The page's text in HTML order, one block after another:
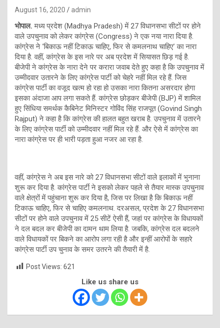
August 16, 2020 admin
भोपाल. मध्य प्रदेश (Madhya Pradesh) में 27 विधानसभा सीटों पर होने
वाले उपचुनाव को लेकर कांग्रेस (Congress) ने एक नया नारा दिया है.
कांग्रेस ने ‘बिकाऊ नहीं टिकाऊ चाहिए, फिर से कमलनाथ चाहिए’ का नारा
दिया है. वहीं, कांग्रेस के इस नारे पर अब प्रदेश में सियासत छिड़ गई है.
बीजेपी ने कांग्रेस के नारा देने पर करारा जवाब देते हुए कहा है कि उपचुनाव में
उम्मीदवार उतारने के लिए कांग्रेस पार्टी को चेहरे नहीं मिल रहे हैं. जिस
कांग्रेस पार्टी का वजूद खत्म हो रहा हो उसका नारा कितना असरदार होगा
इसका अंदाजा आप लगा सकते हैं. कांग्रेस छोड़कर बीजेपी (BJP) में शामिल
हुए सिंधिया समर्थक कैबिनेट मिनिस्टर गोविंद सिंह राजपूत (Govind Singh
Rajput) ने कहा है कि कांग्रेस की हालत बहुत खराब है. उपचुनाव में उतारने
के लिए कांग्रेस पार्टी को उम्मीदवार नहीं मिल रहे हैं. और ऐसे में कांग्रेस का
नारा कांग्रेस पर ही भारी पड़ता हुआ नजर आ रहा है.
वहीं, कांग्रेस ने अब इस नारे को 27 विधानसभा सीटों वाले इलाकों में भुनाना
शुरू कर दिया है. कांग्रेस पार्टी ने इसको लेकर पहले से तैयार मास्क उपचुनाव
वाले क्षेत्रों में पहुंचाना शुरू कर दिया है, जिस पर लिखा है कि बिकाऊ नहीं
टिकाऊ चाहिए, फिर से चाहिए कमलनाथ. दरअसल, प्रदेश के 27 विधानसभा
सीटों पर होने वाले उपचुनाव में 25 सीटें ऐसी हैं, जहां पर कांग्रेस के विधायकों
ने दल बदल कर बीजेपी का दामन थाम लिया है. जबकि, कांग्रेस दल बदलने
वाले विधायकों पर बिकने का आरोप लगा रही है और इन्हीं आरोपों के सहारे
कांग्रेस पार्टी उप चुनाव के समर उतरने की तैयारी में है.
Post Views: 621
Like us share us